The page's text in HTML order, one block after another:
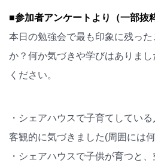
■参加者アンケートより（一部抜
本日の勉強会で最も印象に残っ
か？何か気づきや学びはありま
ください。
・シェアハウスで子育てしてい
客観的に気づきました(周囲には
・シェアハウスで子供が育つと